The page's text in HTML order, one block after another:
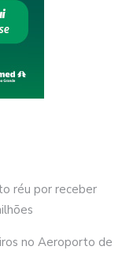
réu por receber
no Aeroporto de